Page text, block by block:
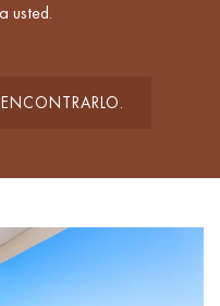
usted.